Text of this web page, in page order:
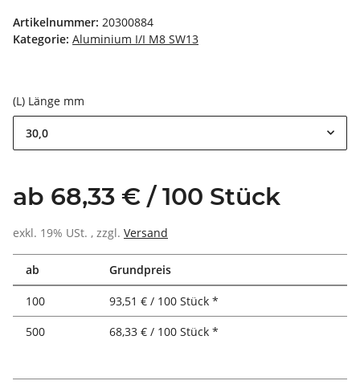
Artikelnummer: 20300884
Kategorie: Aluminium I/I M8 SW13
(L) Länge mm
30,0
ab 68,33 € / 100 Stück
exkl. 19% USt. , zzgl. Versand
ab Grundpreis
100
93,51 € / 100 Stück *
500
68,33 € / 100 Stück *